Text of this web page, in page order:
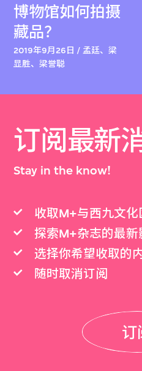
博物馆如何拍摄
藏品？
2019年9月26日 / 孟廷、梁
显胜、梁誉聪
订阅最新
Stay in the know!
收取M+与西九文化
探索M+杂志的最新
选择你希望收取的
随时取消订阅
订